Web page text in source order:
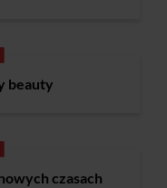
beauty
czasach